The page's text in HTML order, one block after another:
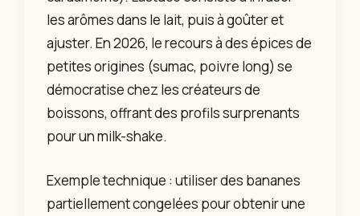
les arômes dans le lait, puis à goûter et
ajuster. En 2026, le recours à des épices de
petites origines (sumac, poivre long) se
démocratise chez les créateurs de
boissons, offrant des profils surprenants
pour un milk-shake.
Exemple technique : utiliser des bananes
partiellement congelées pour obtenir une